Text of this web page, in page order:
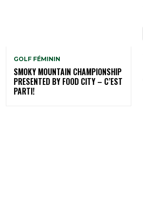
GOLF FÉMININ
SMOKY MOUNTAIN CHAMPIONSHIP
PRESENTED BY FOOD CITY – C’EST
PARTI!